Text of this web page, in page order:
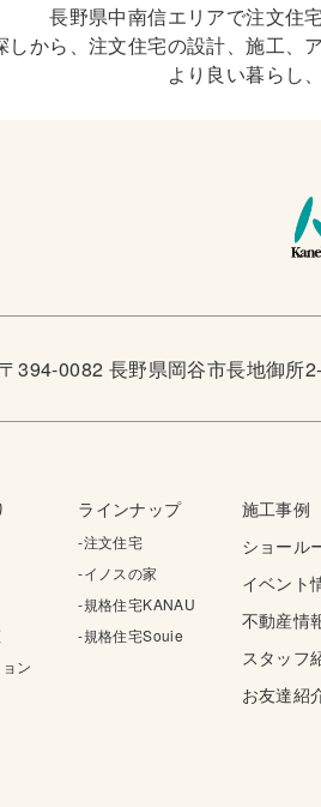
長野県中南信エリアで注文住
しから、注文住宅の設計、施工、
より良い暮らし
〒394-0082 長野県岡谷市長地御所
ン
ラインナップ
-注文住宅
-イノスの家
-規格住宅KANAU
-規格住宅Souie
施工事例
ショール
イベント
不動産情
スタッフ
お友達紹